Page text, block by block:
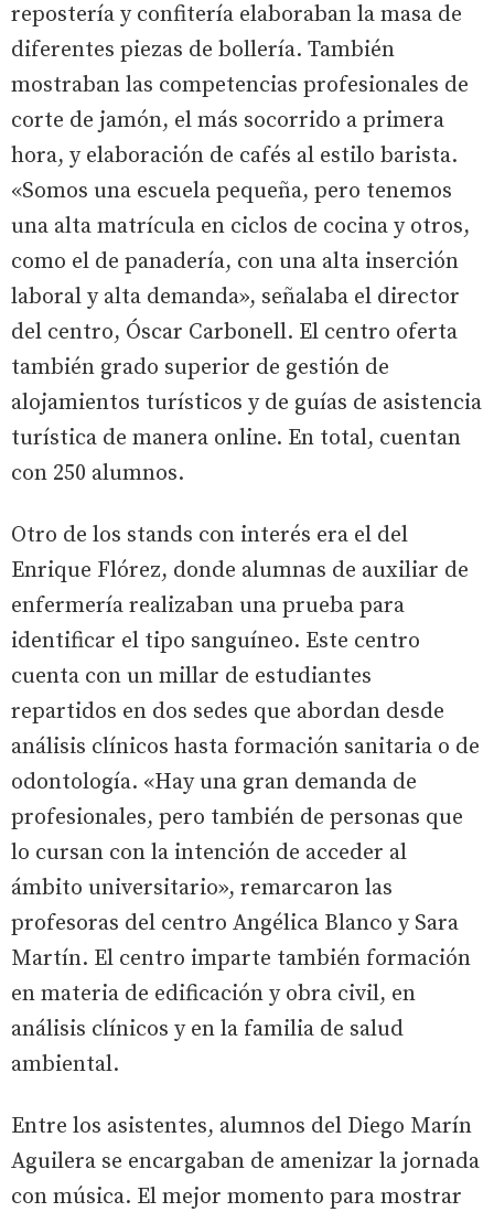
repostería y confitería elaboraban la masa de
diferentes piezas de bollería. También
mostraban las competencias profesionales de
corte de jamón, el más socorrido a primera
hora, y elaboración de cafés al estilo barista.
«Somos una escuela pequeña, pero tenemos
una alta matrícula en ciclos de cocina y otros,
como el de panadería, con una alta inserción
laboral y alta demanda», señalaba el director
del centro, Óscar Carbonell. El centro oferta
también grado superior de gestión de
alojamientos turísticos y de guías de asistencia
turística de manera online. En total, cuentan
con 250 alumnos.
Otro de los stands con interés era el del
Enrique Flórez, donde alumnas de auxiliar de
enfermería realizaban una prueba para
identificar el tipo sanguíneo. Este centro
cuenta con un millar de estudiantes
repartidos en dos sedes que abordan desde
análisis clínicos hasta formación sanitaria o de
odontología. «Hay una gran demanda de
profesionales, pero también de personas que
lo cursan con la intención de acceder al
ámbito universitario», remarcaron las
profesoras del centro Angélica Blanco y Sara
Martín. El centro imparte también formación
en materia de edificación y obra civil, en
análisis clínicos y en la familia de salud
ambiental.
Entre los asistentes, alumnos del Diego Marín
Aguilera se encargaban de amenizar la jornada
con música. El mejor momento para mostrar